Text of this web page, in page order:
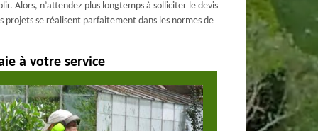
Alors, n’attendez plus longtemps à solliciter le devis
projets se réalisent parfaitement dans les normes de
à votre service